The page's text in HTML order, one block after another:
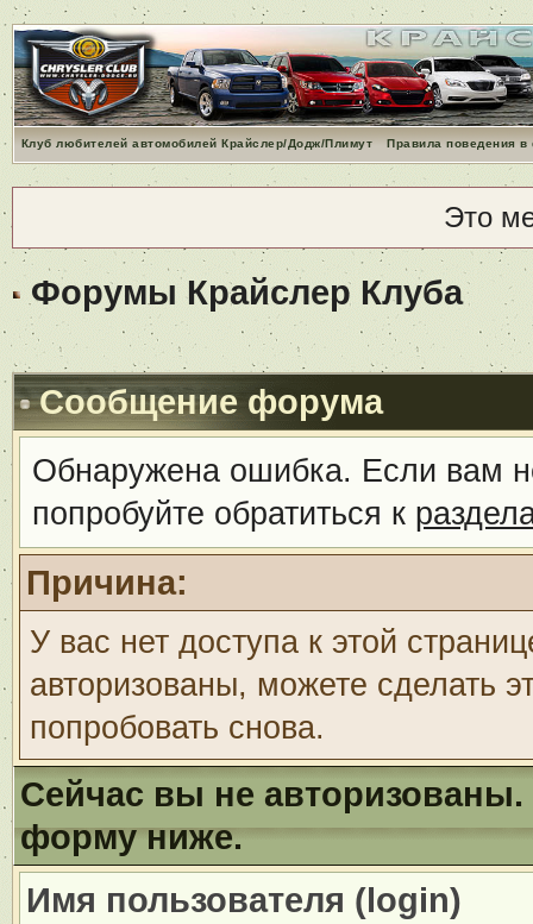
Клуб любителей автомобилей Крайслер/Додж/Плимут Правила поведения
Это
Форумы Крайслер Клуба
Сообщение форума
Обнаружена ошибка. Если вам
попробуйте обратиться к
Причина:
У вас нет доступа к этой
авторизованы, можете сделать
попробовать снова.
Сейчас вы не авторизованы.
форму ниже.
Имя пользователя (login)